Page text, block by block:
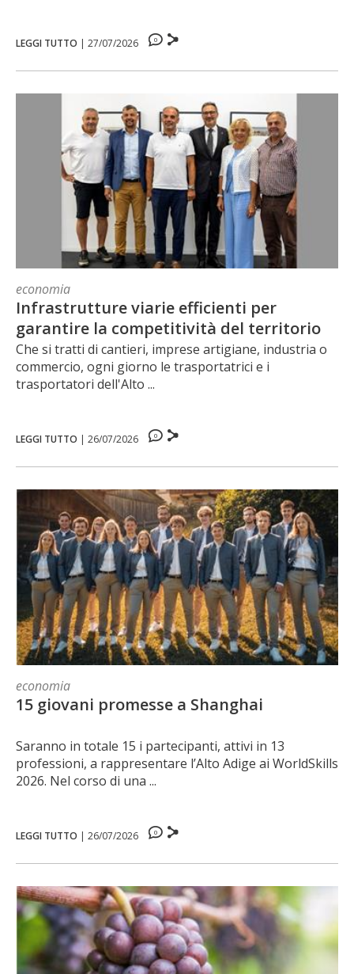
LEGGI TUTTO |27/07/2026 0
economia
Infrastrutture viarie efficienti per
garantire la competitività del territorio
Che si tratti di cantieri, imprese artigiane, industria o
commercio, ogni giorno le trasportatrici e i
trasportatori dell'Alto ...
LEGGI TUTTO |26/07/2026 0
economia
15 giovani promesse a Shanghai
Saranno in totale 15 i partecipanti, attivi in 13
professioni, a rappresentare l’Alto Adige ai WorldSkills
2026. Nel corso di una ...
LEGGI TUTTO |26/07/2026 0